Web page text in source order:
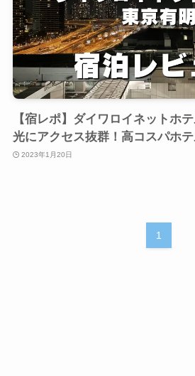
【宿レポ】ダイワロイネットホ
光にアクセス抜群！高コスパホ
2023年1月20日
1